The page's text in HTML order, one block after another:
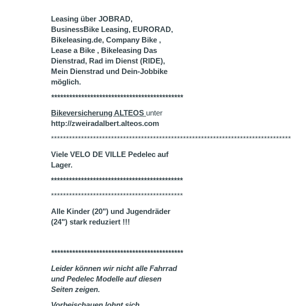
Leasing über JOBRAD,
BusinessBike Leasing, EURORAD,
Bikeleasing.de, Company Bike ,
Lease a Bike , Bikeleasing Das
Dienstrad, Rad im Dienst (RIDE),
Mein Dienstrad und Dein-Jobbike
möglich.
********************************************
Bikeversicherung ALTEOS unter
http://zweiradalbert.alteos.com
********************************************************************************
Viele VELO DE VILLE Pedelec auf
Lager.
********************************************
********************************************
Alle Kinder (20") und Jugendräder
(24") stark reduziert !!!
********************************************
Leider können wir nicht alle Fahrrad
und Pedelec Modelle auf diesen
Seiten zeigen.